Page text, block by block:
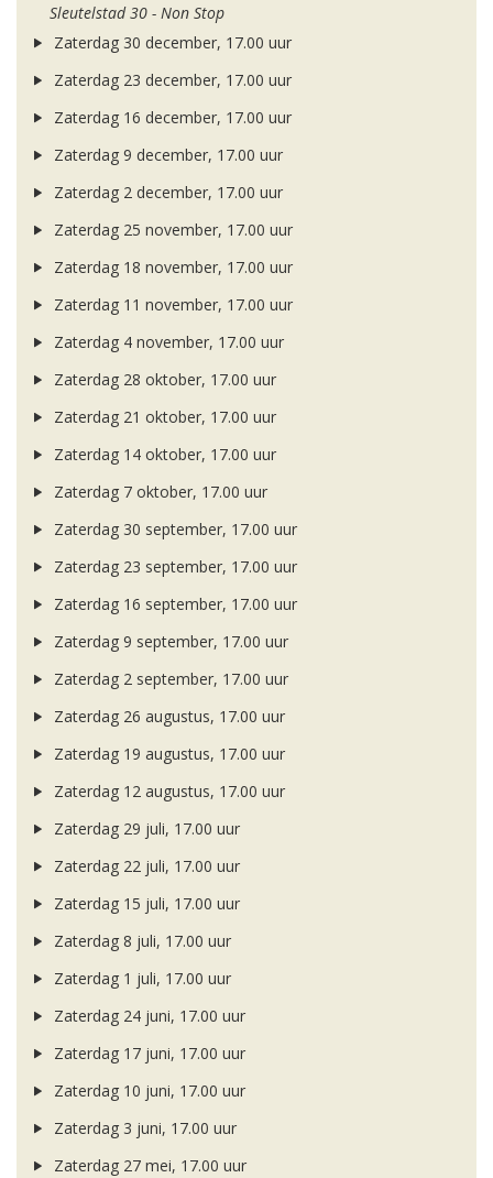
Sleutelstad 30 - Non Stop
Zaterdag 30 december, 17.00 uur
Zaterdag 23 december, 17.00 uur
Zaterdag 16 december, 17.00 uur
Zaterdag 9 december, 17.00 uur
Zaterdag 2 december, 17.00 uur
Zaterdag 25 november, 17.00 uur
Zaterdag 18 november, 17.00 uur
Zaterdag 11 november, 17.00 uur
Zaterdag 4 november, 17.00 uur
Zaterdag 28 oktober, 17.00 uur
Zaterdag 21 oktober, 17.00 uur
Zaterdag 14 oktober, 17.00 uur
Zaterdag 7 oktober, 17.00 uur
Zaterdag 30 september, 17.00 uur
Zaterdag 23 september, 17.00 uur
Zaterdag 16 september, 17.00 uur
Zaterdag 9 september, 17.00 uur
Zaterdag 2 september, 17.00 uur
Zaterdag 26 augustus, 17.00 uur
Zaterdag 19 augustus, 17.00 uur
Zaterdag 12 augustus, 17.00 uur
Zaterdag 29 juli, 17.00 uur
Zaterdag 22 juli, 17.00 uur
Zaterdag 15 juli, 17.00 uur
Zaterdag 8 juli, 17.00 uur
Zaterdag 1 juli, 17.00 uur
Zaterdag 24 juni, 17.00 uur
Zaterdag 17 juni, 17.00 uur
Zaterdag 10 juni, 17.00 uur
Zaterdag 3 juni, 17.00 uur
Zaterdag 27 mei, 17.00 uur